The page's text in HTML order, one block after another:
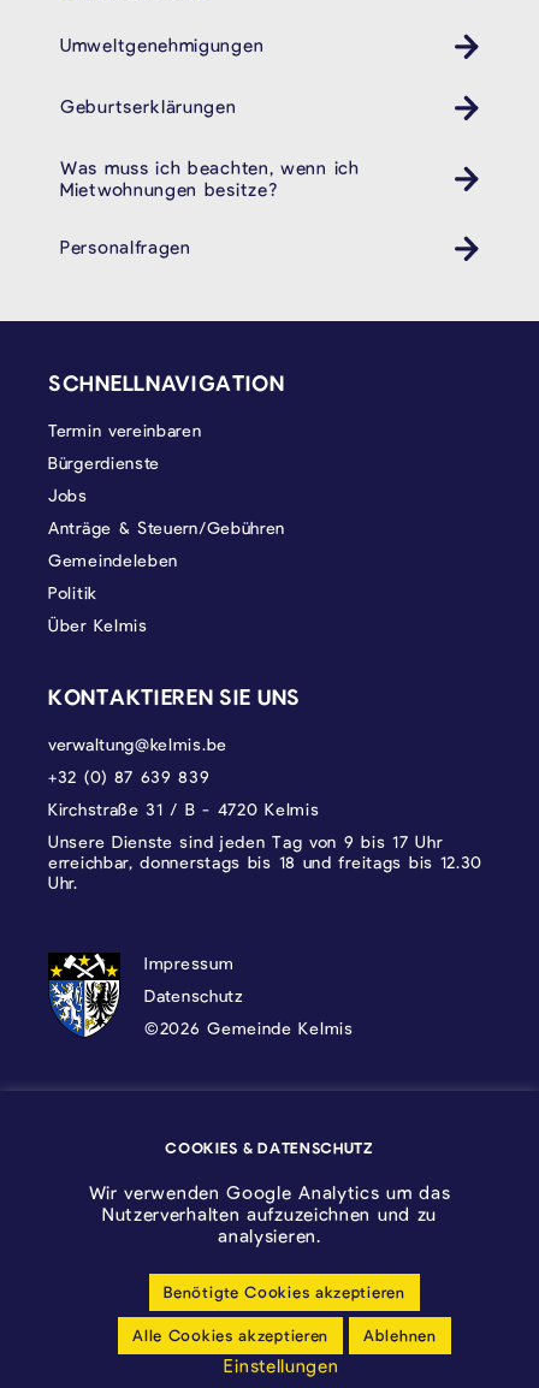
Umweltgenehmigungen
Geburtserklärungen
Was muss ich beachten, wenn ich
Mietwohnungen besitze?
Personalfragen
SCHNELLNAVIGATION
Termin vereinbaren
Bürgerdienste
Jobs
Anträge & Steuern/Gebühren
Gemeindeleben
Politik
Über Kelmis
KONTAKTIEREN SIE UNS
verwaltung@kelmis.be
+32 (0) 87 639 839
Kirchstraße 31 / B - 4720 Kelmis
Unsere Dienste sind jeden Tag von 9 bis 17 Uhr
erreichbar, donnerstags bis 18 und freitags bis 12.30
Uhr.
DATENSCHUTZ, IMPRESSUM UND
Impressum
Datenschutz
©2026 Gemeinde Kelmis
Cookie-Einstellungen anpassen
Barrierfreiheitserklärung
COOKIES & DATENSCHUTZ
Wir verwenden Google Analytics um das
Nutzerverhalten aufzuzeichnen und zu
analysieren.
Benötigte Cookies akzeptieren
Alle Cookies akzeptieren Ablehnen
Einstellungen